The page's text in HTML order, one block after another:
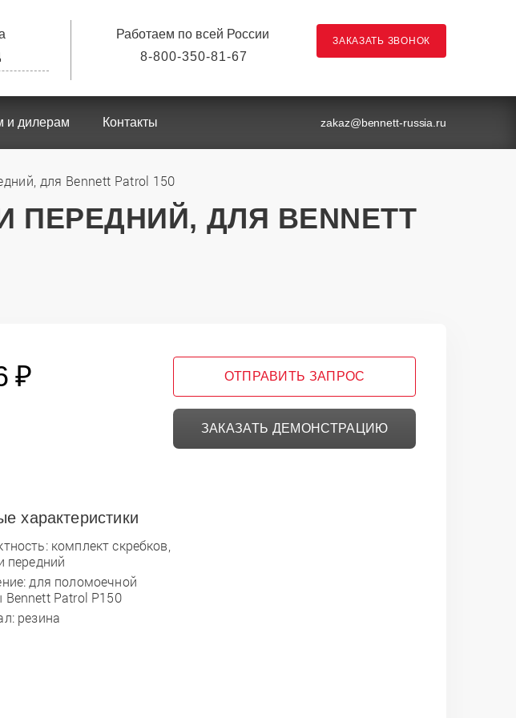
Работаем по всей России
8-800-350-81-67
ЗАКАЗАТЬ ЗВОНОК
и дилерам Контакты zakaz@bennett-russia.ru
для Bennett Patrol 150
ДЛЯ BENNETT
₽
характеристики
комплект скребков,
передний
для поломоечной
Patrol P150
резина
ОТПРАВИТЬ ЗАПРОС
ЗАКАЗАТЬ ДЕМОНСТРАЦИЮ